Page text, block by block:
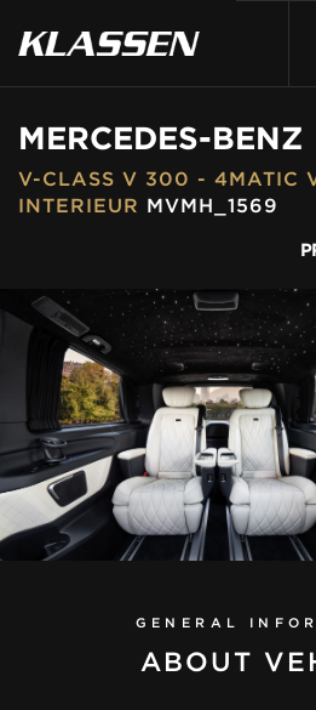
MERCEDES-BENZ
V-CLASS V 300 - 4MATIC
INTERIEUR MVMH_1569
GENERAL
ABOUT
VEHICLES
ABOUT US
CONTACT